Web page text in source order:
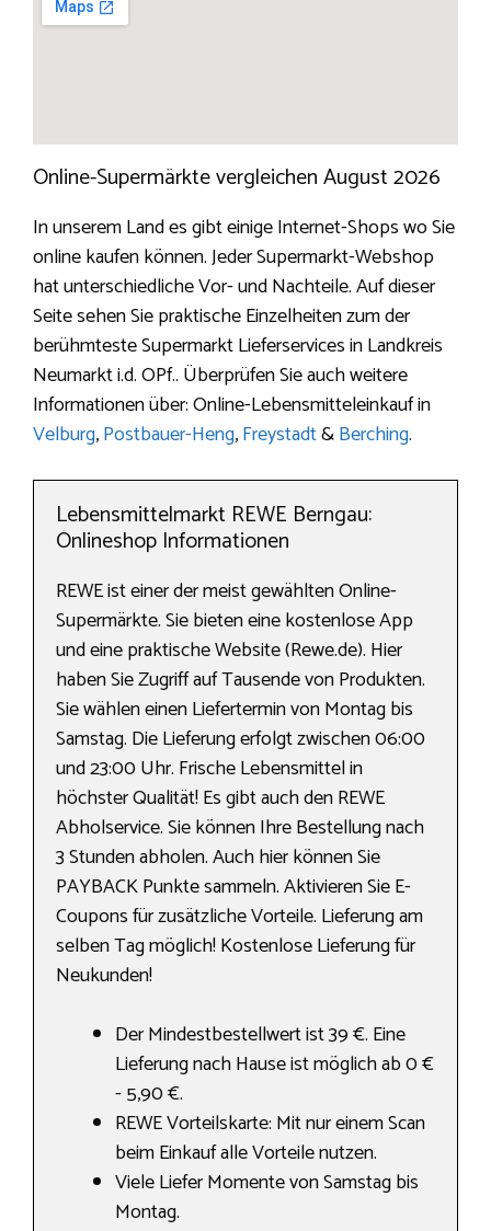
Online-Supermärkte vergleichen August 2026
In unserem Land es gibt einige Internet-Shops wo Sie
online kaufen können. Jeder Supermarkt-Webshop
hat unterschiedliche Vor- und Nachteile. Auf dieser
Seite sehen Sie praktische Einzelheiten zum der
berühmteste Supermarkt Lieferservices in Landkreis
Neumarkt i.d. OPf.. Überprüfen Sie auch weitere
Informationen über: Online-Lebensmitteleinkauf in
Velburg,Postbauer-Heng,Freystadt&Berching.
Lebensmittelmarkt REWE Berngau:
Onlineshop Informationen
REWE ist einer der meist gewählten Online-
Supermärkte. Sie bieten eine kostenlose App
und eine praktische Website (Rewe.de). Hier
haben Sie Zugriff auf Tausende von Produkten.
Sie wählen einen Liefertermin von Montag bis
Samstag. Die Lieferung erfolgt zwischen 06:00
und 23:00 Uhr. Frische Lebensmittel in
höchster Qualität! Es gibt auch den REWE
Abholservice. Sie können Ihre Bestellung nach
3 Stunden abholen. Auch hier können Sie
PAYBACK Punkte sammeln. Aktivieren Sie E-
Coupons für zusätzliche Vorteile. Lieferung am
selben Tag möglich! Kostenlose Lieferung für
Neukunden!
Der Mindestbestellwert ist 39 €. Eine
Lieferung nach Hause ist möglich ab 0 €
- 5,90 €.
REWE Vorteilskarte: Mit nur einem Scan
beim Einkauf alle Vorteile nutzen.
Viele Liefer Momente von Samstag bis
Montag.